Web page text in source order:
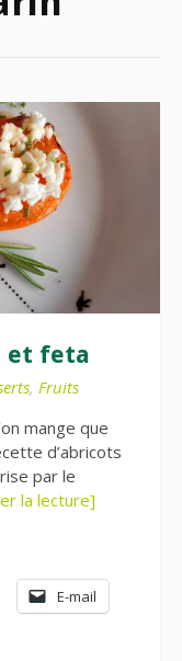
et feta
, Fruits
mange que
d’abricots
par le
la lecture]
E-mail